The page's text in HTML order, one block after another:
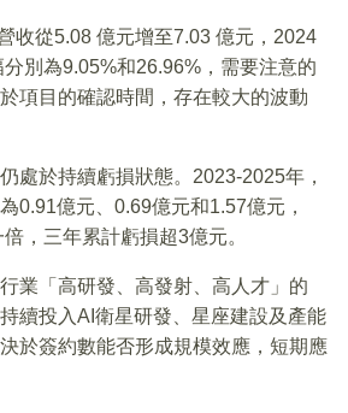
收從5.08 億元增至7.03 億元，2024
別為9.05%和26.96%，需要注意的
項目的確認時間，存在較大的波動
處於持續虧損狀態。2023-2025年，
0.91億元、0.69億元和1.57億元，
，三年累計虧損超3億元。
業「高研發、高發射、高人才」的
續投入AI衛星研發、星座建設及產能
於簽約數能否形成規模效應，短期應